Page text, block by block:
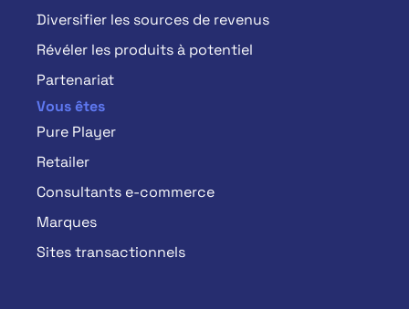
Diversifier les sources de revenus
Révéler les produits à potentiel
Partenariat
Vous êtes
Pure Player
Retailer
Consultants e-commerce
Marques
Sites transactionnels